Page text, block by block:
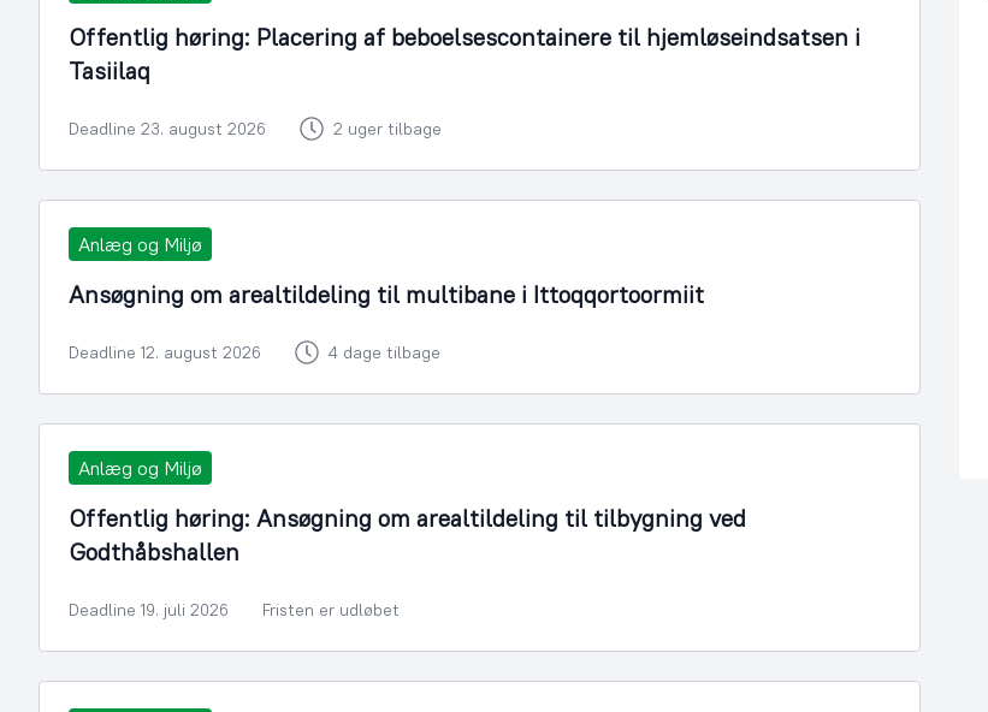
Offentlig høring: Placering af beboelsescontainere til hjemløseindsatsen i
Tasiilaq
Deadline 23. august 2026 2 uger tilbage
Anlæg og Miljø
Ansøgning om arealtildeling til multibane i Ittoqqortoormiit
Deadline 12. august 2026 4 dage tilbage
Anlæg og Miljø
Offentlig høring: Ansøgning om arealtildeling til tilbygning ved
Godthåbshallen
Deadline 19. juli 2026 Fristen er udløbet